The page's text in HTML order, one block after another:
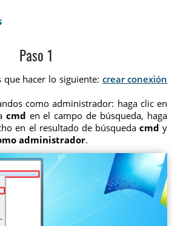
Paso 1
hacer lo siguiente: crear conexión
como administrador: haga clic en
cmd en el campo de búsqueda, haga
en el resultado de búsquedacmd y
administrador.